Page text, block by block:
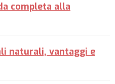
completa alla
naturali, vantaggi e